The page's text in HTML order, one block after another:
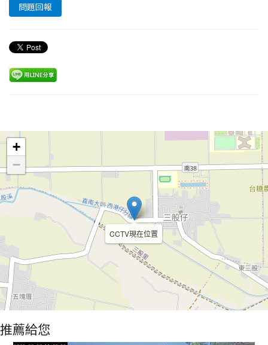
問題回報
CCTV現在位置
+
−
推薦給您